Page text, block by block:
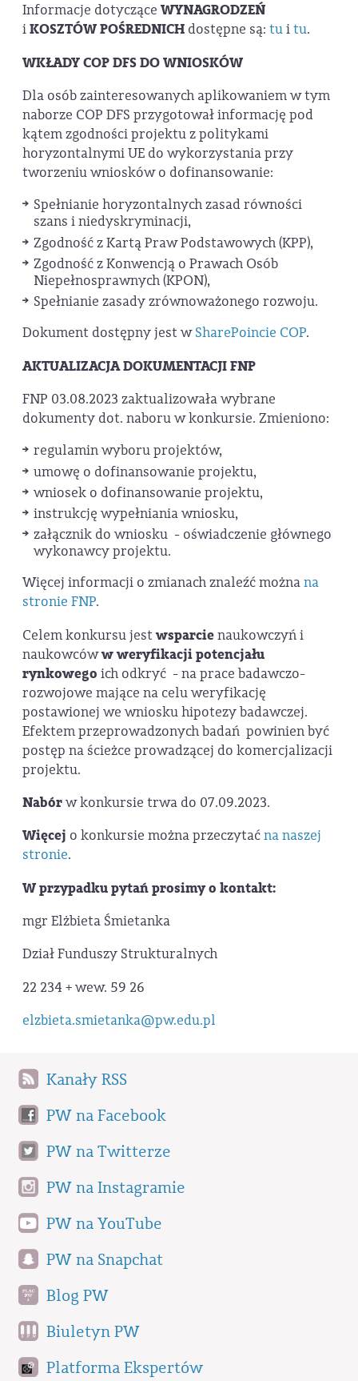
Informacje dotyczące WYNAGRODZEŃ
iKOSZTÓW POŚREDNICH dostępne są: tuitu.
WKŁADY COP DFS DO WNIOSKÓW
Dla osób zainteresowanych aplikowaniem w tym
naborze COP DFS przygotował informację pod
kątem zgodności projektu z politykami
horyzontalnymi UE do wykorzystania przy
tworzeniu wniosków o dofinansowanie:
Spełnianie horyzontalnych zasad równości
szans i niedyskryminacji,
Zgodność z Kartą Praw Podstawowych (KPP),
Zgodność z Konwencją o Prawach Osób
Niepełnosprawnych (KPON),
Spełnianie zasady zrównoważonego rozwoju.
Dokument dostępny jest wSharePoincie COP.
AKTUALIZACJA DOKUMENTACJI FNP
FNP 03.08.2023 zaktualizowała wybrane
dokumenty dot. naboru w konkursie. Zmieniono:
regulamin wyboru projektów,
umowę o dofinansowanie projektu,
wniosek o dofinansowanie projektu,
instrukcję wypełniania wniosku,
załącznik do wniosku - oświadczenie głównego
wykonawcy projektu.
Więcej informacji o zmianach znaleźć możnana
stronie FNP.
Celem konkursu jestwsparcienaukowczyń i
naukowcóww weryfikacji potencjału
rynkowego ich odkryć - na prace badawczo-
rozwojowe mające na celu weryfikację
postawionej we wniosku hipotezy badawczej.
Efektem przeprowadzonych badań powinien być
postęp na ścieżce prowadzącej do komercjalizacji
projektu.
Nabórw konkursie trwa do 07.09.2023.
Więcej o konkursie można przeczytaćna naszej
stronie.
W przypadku pytań prosimy o kontakt:
mgr Elżbieta Śmietanka
Dział Funduszy Strukturalnych
22 234 + wew. 59 26
elzbieta.smietanka@pw.edu.pl
Kanały RSS
PW na Facebook
PW na Twitterze
PW na Instagramie
PW na YouTube
PW na Snapchat
Blog PW
Biuletyn PW
Platforma Ekspertów